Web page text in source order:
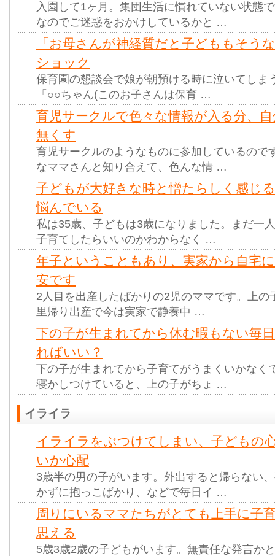
入園して1ヶ月。集団生活に慣れていない状態
なのでご迷惑をおかけしているかと …
「お母さんが神経質だと子どももそう
ショック
保育園の懇談会で娘が朝預ける時に泣いてしま
「○○ちゃん(このお子さんは保育 …
育児サークルで色々な情報が入る分、
無くす
育児サークルのようなものに参加しているので
なママさんと知り合えて、色んな情 …
子どもが大好きな時と憎たらしく感じ
悩んでいる
私は35歳、子どもは3歳になりました。まだ一
子育てしたらいいのかわからなく …
年子ということもあり、実家から自宅
安です
2人目を出産したばかりの2児のママです。上の
里帰り出産で今は実家で静養中 …
下の子が生まれてから休む暇もない毎
ればいい？
下の子が生まれてから子育てがうまくいかなく
寝かしつけていると、上の子がちょ …
イライラ
イライラをぶつけてしまい、子どもの
いか心配
3歳半の男の子がいます。外出すると帰らない
かずに抱っこばかり、などで毎日イ …
周りにいるママたちがとても上手に子
思える
5歳3歳2歳の子どもがいます。無責任な発言か